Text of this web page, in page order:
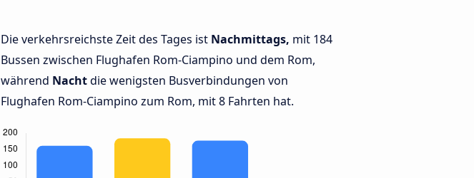
Die verkehrsreichste Zeit des Tages ist Nachmittags, mit 184
Bussen zwischen Flughafen Rom-Ciampino und dem Rom,
während Nachtdie wenigsten Busverbindungen von
Flughafen Rom-Ciampino zum Rom, mit 8 Fahrten hat.